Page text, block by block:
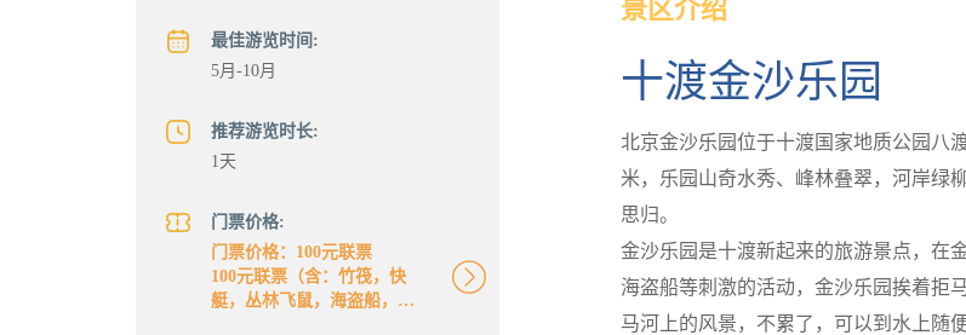
最佳游览时间:
5月-10月
推荐游览时长:
1天
门票价格:
门票价格：100元联票
100元联票（含：竹筏，快
艇，丛林飞鼠，海盗船，激
景区介绍
十渡金沙乐园
北京金沙乐园位于十渡国家地质公园八
米，乐园山奇水秀、峰林叠翠，河岸绿
思归。
金沙乐园是十渡新起来的旅游景点，在
海盗船等刺激的活动，金沙乐园挨着拒
马河上的风景，不累了，可以到水上随